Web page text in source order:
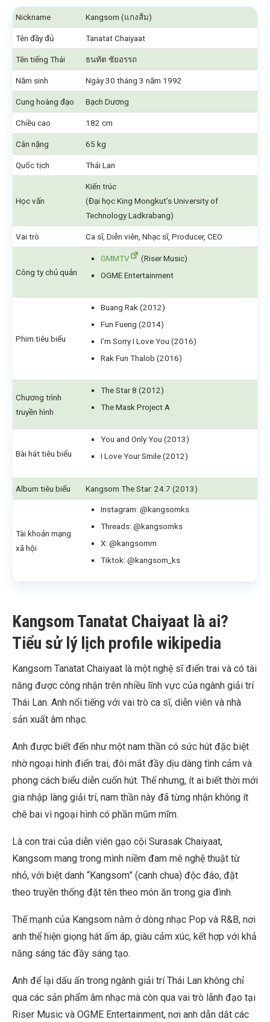
Nickname Kangsom (แกงส้ม)
Tên đầy đủ Tanatat Chaiyaat
Tên tiếng Thái ธนทัต ชัยอรรถ
Năm sinh Ngày 30 tháng 3 năm 1992
Cung hoàng đạo Bạch Dương
Chiều cao 182 cm
Cân nặng 65 kg
Quốc tịch Thái Lan
Học vấn
Kiến trúc
(Đại học King Mongkut’s University of
Technology Ladkrabang)
Vai trò Ca sĩ, Diễn viên, Nhạc sĩ, Producer, CEO
Công ty chủ quản
GMMTV
(Riser Music)
OGME Entertainment
Phim tiêu biểu
Buang Rak (2012)
Fun Fueng (2014)
I’m Sorry I Love You (2016)
Rak Fun Thalob (2016)
Chương trình
truyền hình
The Star 8 (2012)
The Mask Project A
Bài hát tiêu biểu
You and Only You (2013)
I Love Your Smile (2012)
Album tiêu biểu Kangsom The Star: 24.7 (2013)
Tài khoản mạng
xã hội
Instagram: @kangsomks
Threads: @kangsomks
X: @kangsomm
Tiktok: @kangsom_ks
Kangsom Tanatat Chaiyaat là ai?
Tiểu sử lý lịch profile wikipedia
Kangsom Tanatat Chaiyaat là một nghệ sĩ điển trai và có tài
năng được công nhận trên nhiều lĩnh vực của ngành giải trí
Thái Lan. Anh nổi tiếng với vai trò ca sĩ, diễn viên và nhà
sản xuất âm nhạc.
Anh được biết đến như một nam thần có sức hút đặc biệt
nhờ ngoại hình điển trai, đôi mắt đầy dịu dàng tình cảm và
phong cách biểu diễn cuốn hút. Thế nhưng, ít ai biết thời mới
gia nhập làng giải trí, nam thần này đã từng nhận không ít
chê bai vì ngoại hình có phần mũm mĩm.
Là con trai của diễn viên gạo cội Surasak Chaiyaat,
Kangsom mang trong mình niềm đam mê nghệ thuật từ
nhỏ, với biệt danh “Kangsom” (canh chua) độc đáo, đặt
theo truyền thống đặt tên theo món ăn trong gia đình.
Thế mạnh của Kangsom nằm ở dòng nhạc Pop và R&B, nơi
anh thể hiện giọng hát ấm áp, giàu cảm xúc, kết hợp với khả
năng sáng tác đầy sáng tạo.
Anh để lại dấu ấn trong ngành giải trí Thái Lan không chỉ
qua các sản phẩm âm nhạc mà còn qua vai trò lãnh đạo tại
Riser Music và OGME Entertainment, nơi anh dẫn dắt các